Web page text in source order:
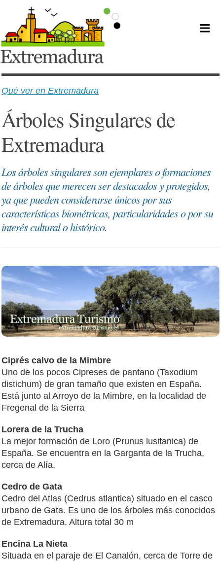
Qué ver en Extremadura
Árboles Singulares de
Extremadura
Los árboles singulares son ejemplares o formaciones
de árboles que merecen ser destacados y protegidos,
ya que pueden considerarse únicos por sus
características biométricas, particularidades o por su
interés cultural o histórico.
Ciprés calvo de la Mimbre
Uno de los pocos Cipreses de pantano (Taxodium
distichum) de gran tamaño que existen en España.
Está junto al Arroyo de la Mimbre, en la localidad de
Fregenal de la Sierra
Lorera de la Trucha
La mejor formación de Loro (Prunus lusitanica) de
España. Se encuentra en la Garganta de la Trucha,
cerca de Alía.
Cedro de Gata
Cedro del Atlas (Cedrus atlantica) situado en el casco
urbano de Gata. Es uno de los árboles más conocidos
de Extremadura. Altura total 30 m
Encina La Nieta
Situada en el paraje de El Canalón, cerca de Torre de